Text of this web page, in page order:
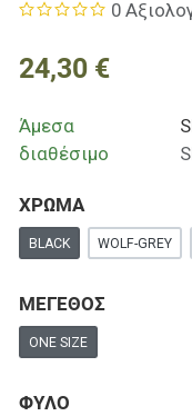
0
24,30 €
Άμεσα
διαθέσιμο
ΧΡΩΜΑ
BLACK WOLF-GREY
ΜΕΓΕΘΟΣ
ONE SIZE
ΦΥΛΟ